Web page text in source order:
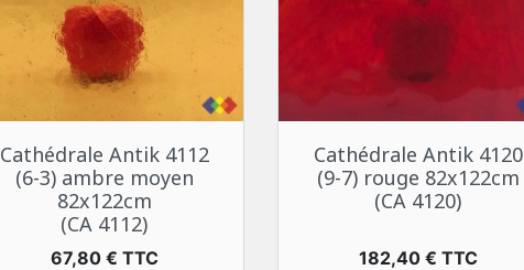
 Aperçu rapide
Cathédrale Antik 4112
(6-3) ambre moyen
82x122cm
(CA 4112)
Prix
67,80 € TTC
 Aperçu rapide
Cathédrale Antik 4120
(9-7) rouge 82x122cm
(CA 4120)
Prix
182,40 € TTC